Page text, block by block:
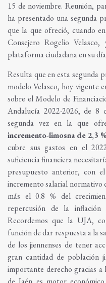
15 de noviembre. Reunión,
ha presentado una segunda
que la que ofreció, cuando
Consejero Rogelio
plataforma ciudadana en su
Resulta que en esta segunda
modelo Velasco, hoy vigente
sobre el Modelo de
Andalucía 2022-2026, de 8
segunda vez en la que
incremento-limosna de 2,3
cubre sus gastos en el
suficiencia financiera
presupuesto anterior, con
incremento salarial normativo
más el 0.8 % del
repercusión de la
Recordemos que la UJA,
función de dar respuesta a la
de los jiennenses de tener
gran cantidad de población
importante derecho gracias a